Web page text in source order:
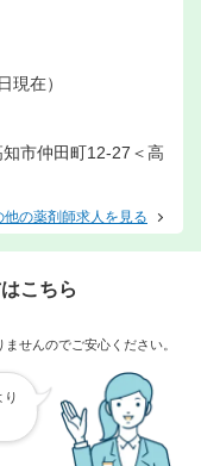
在）
市仲田町12-27＜高
他の薬剤師求人を見る
こちら
せんのでご安心ください。
り